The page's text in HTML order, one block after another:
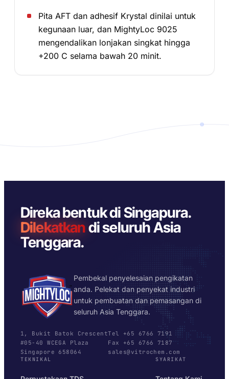
Pita AFT dan adhesif Krystal dinilai untuk
kegunaan luar, dan MightyLoc 9025
mengendalikan lonjakan singkat hingga
+200 C selama bawah 20 minit.
Direka bentuk di Singapura.
Dilekatkandi seluruh Asia
Tenggara.
Pembekal penyelesaian pengikatan
anda. Pelekat dan penyekat industri
untuk pembuatan dan pemasangan di
seluruh Asia Tenggara.
1, Bukit Batok Crescent
#05-40 WCEGA Plaza
Singapore 658064
Tel +65 6766 7191
Fax +65 6766 7187
sales@vitrochem.com
TEKNIKAL SYARIKAT